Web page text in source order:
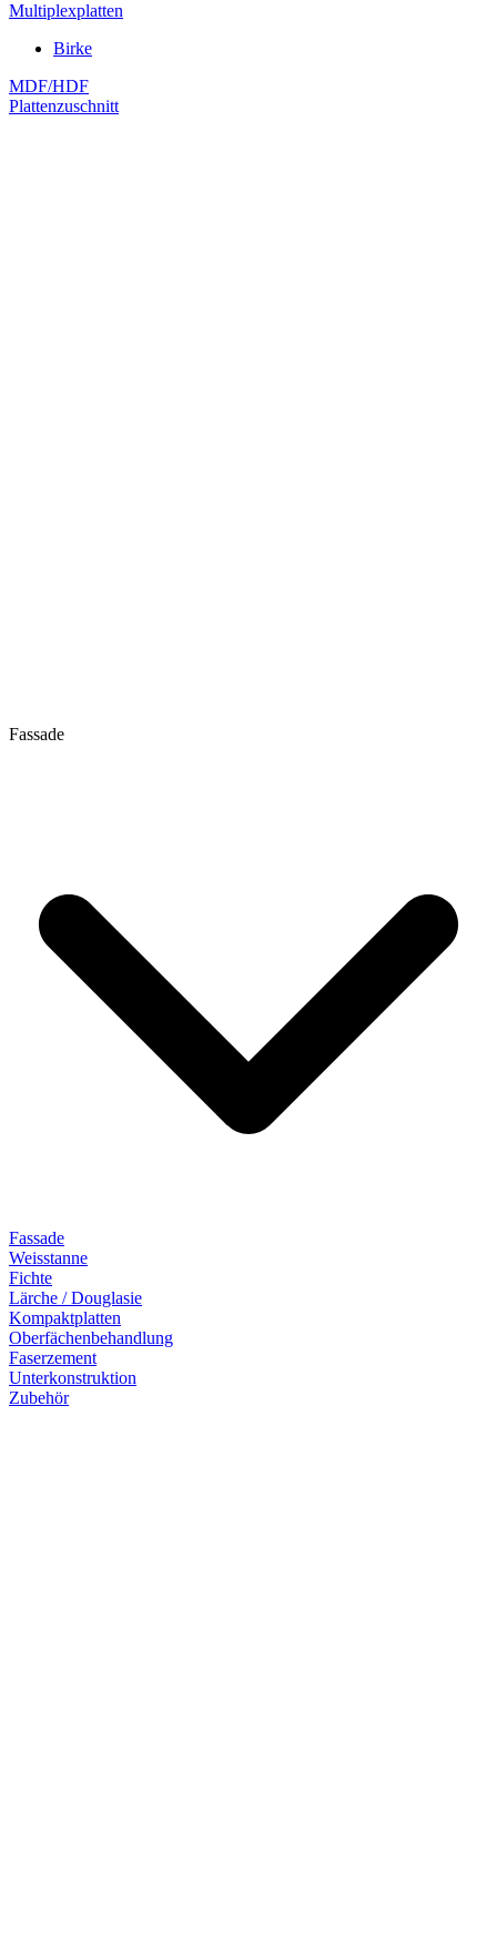
Multiplexplatten
Birke
MDF/HDF
Plattenzuschnitt
Fassade
Fassade
Weisstanne
Fichte
Lärche / Douglasie
Kompaktplatten
Oberfächenbehandlung
Faserzement
Unterkonstruktion
Zubehör